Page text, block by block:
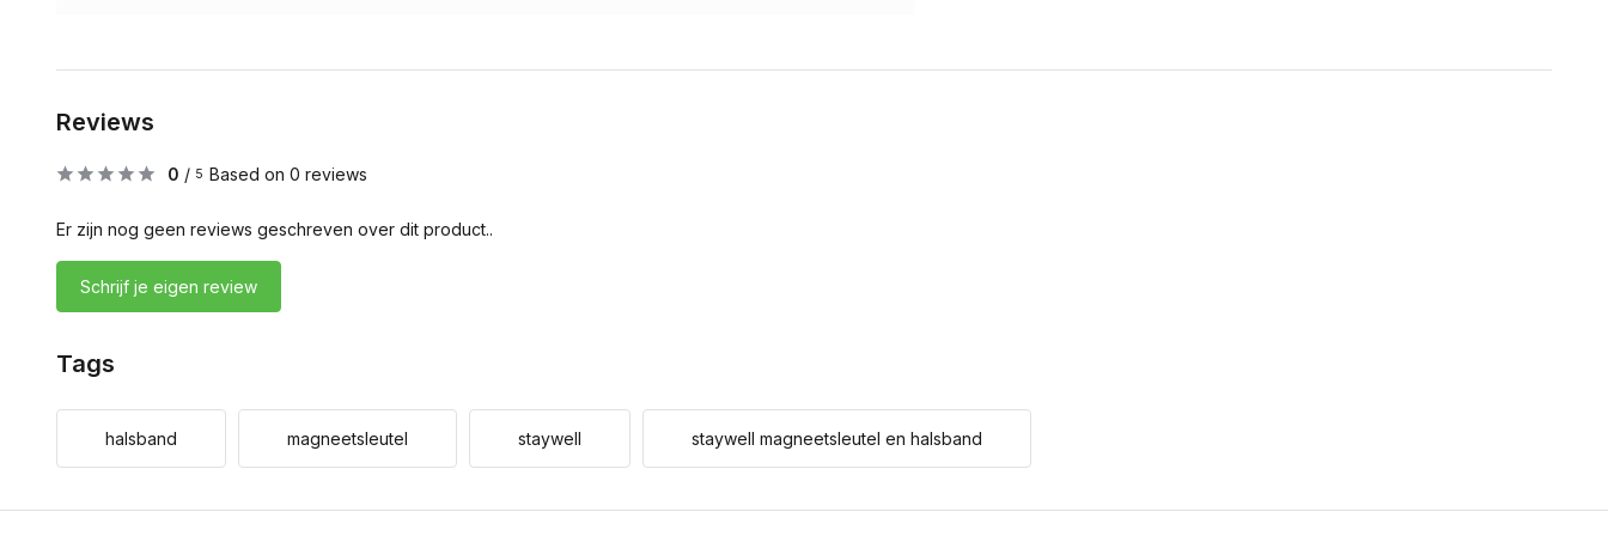
Reviews
0 / 5 Based on 0 reviews
Er zijn nog geen reviews geschreven over dit product..
Schrijf je eigen review
Tags
halsband magneetsleutel staywell staywell magneetsleutel en halsband